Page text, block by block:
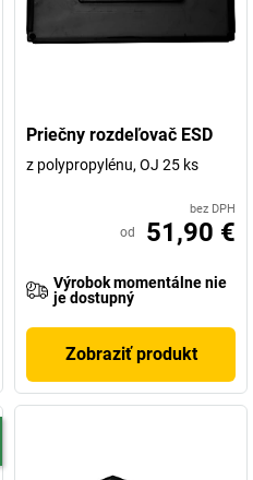
Priečny rozdeľovač ESD
z polypropylénu, OJ 25 ks
bez DPH
od 51,90 €
Výrobok momentálne nie
je dostupný
Zobraziť produkt